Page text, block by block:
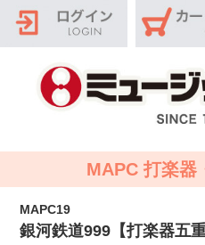
MAPC 打楽器
MAPC19
銀河鉄道999【打楽器五重